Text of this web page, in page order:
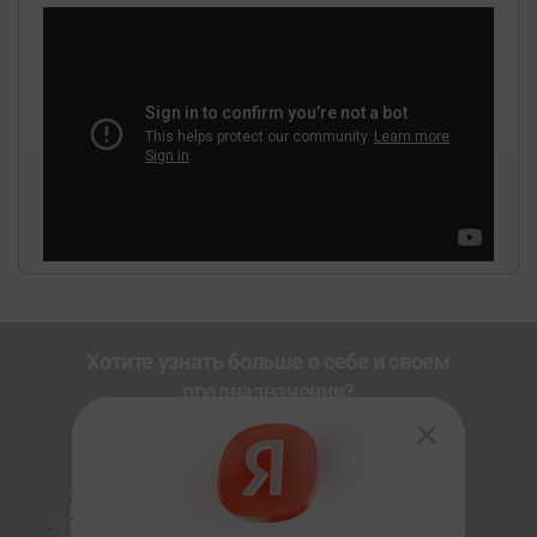
Познакомьтесь с другими нашими сервисами со
по промокоду